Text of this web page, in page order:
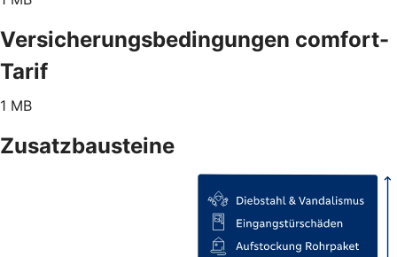
Versicherungsbedingungen comfort-
Tarif
1 MB
Zusatzbausteine